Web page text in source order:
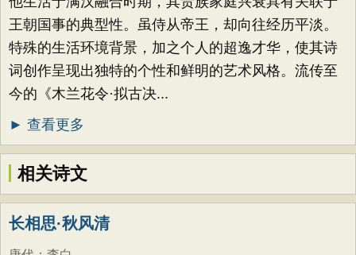
王朝国事的典型性。虽侍从帝王，却向往经历平淡。
特殊的生活环境背景，加之个人的超逸才华，使其诗
词创作呈现出独特的个性和鲜明的艺术风格。流传至
今的《木兰花令·拟古决...
► 查看更多
相关诗文
长相思·秋风清